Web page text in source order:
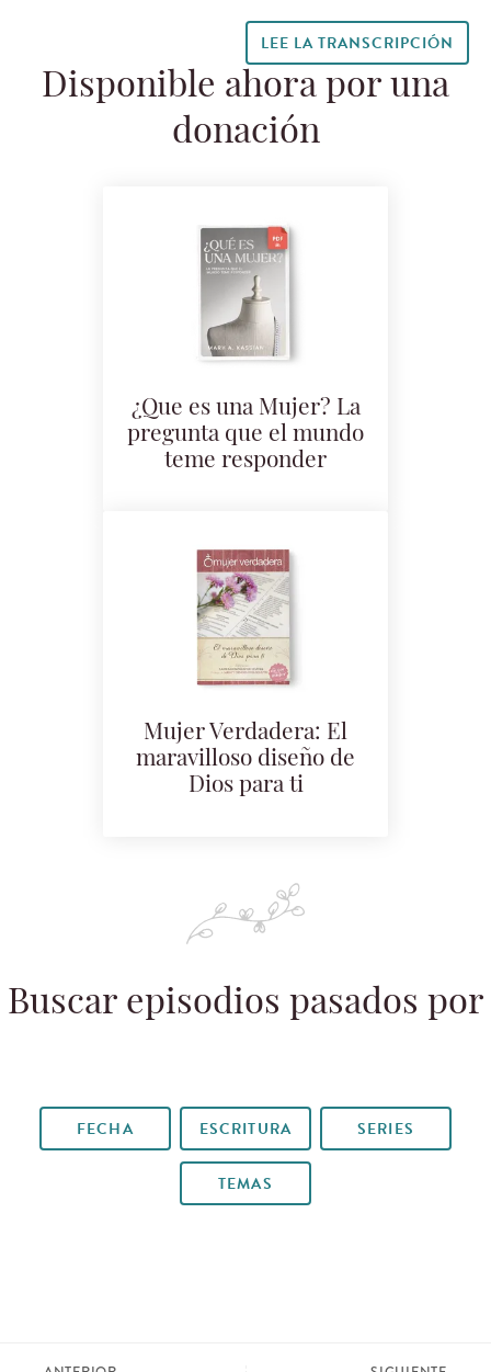
LEE LA TRANSCRIPCIÓN
Disponible ahora por una
donación
¿Que es una Mujer? La
pregunta que el mundo
teme responder
Mujer Verdadera: El
maravilloso diseño de
Dios para ti
Buscar episodios pasados por
FECHA ESCRITURA SERIES
TEMAS